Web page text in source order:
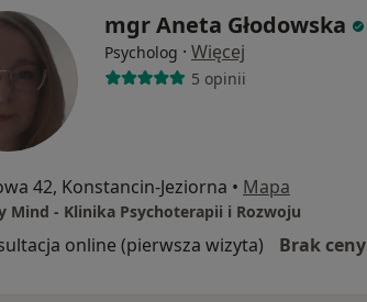
mgr Aneta Głodowska
Psycholog · Więcej
5 opinii
42, Konstancin-Jeziorna • Mapa
Mind - Klinika Psychoterapii i Rozwoju
online (pierwsza wizyta) Brak ceny